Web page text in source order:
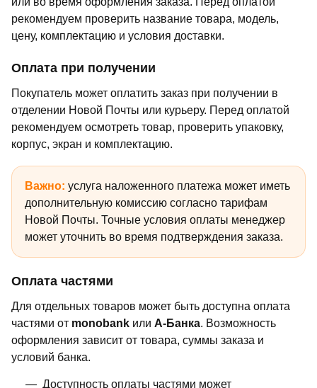
рекомендуем проверить название товара, модель,
цену, комплектацию и условия доставки.
Оплата при получении
Покупатель может оплатить заказ при получении в
отделении Новой Почты или курьеру. Перед оплатой
рекомендуем осмотреть товар, проверить упаковку,
корпус, экран и комплектацию.
Важно: услуга наложенного платежа может иметь
дополнительную комиссию согласно тарифам
Новой Почты. Точные условия оплаты менеджер
может уточнить во время подтверждения заказа.
Оплата частями
Для отдельных товаров может быть доступна оплата
частями от monobank или А-Банка. Возможность
оформления зависит от товара, суммы заказа и
условий банка.
Доступность оплаты частями может